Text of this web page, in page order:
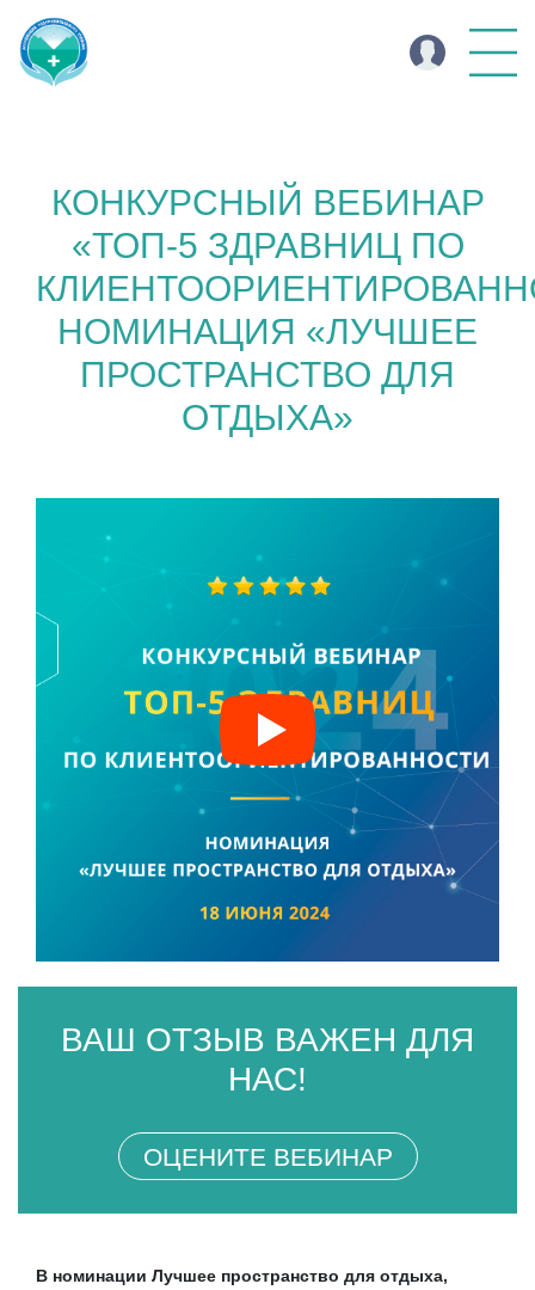
КОНКУРСНЫЙ ВЕБИНАР
«ТОП-5 ЗДРАВНИЦ ПО
НОМИНАЦИЯ «ЛУЧШЕЕ
ПРОСТРАНСТВО ДЛЯ
ОТДЫХА»
ВАШ ОТЗЫВ ВАЖЕН ДЛЯ
НАС!
ОЦЕНИТЕ ВЕБИНАР
В номинации Лучшее пространство для отдыха,